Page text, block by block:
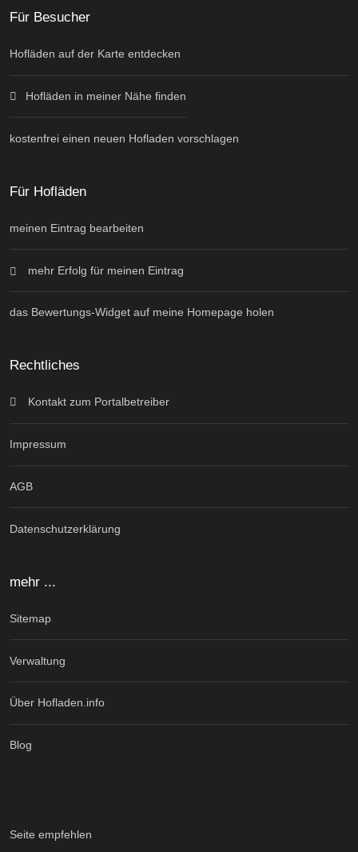
Für Besucher
Hofläden auf der Karte entdecken
Hofläden in meiner Nähe finden
kostenfrei einen neuen Hofladen vorschlagen
Für Hofläden
meinen Eintrag bearbeiten
mehr Erfolg für meinen Eintrag
das Bewertungs-Widget auf meine Homepage holen
Rechtliches
Kontakt zum Portalbetreiber
Impressum
AGB
Datenschutzerklärung
mehr ...
Sitemap
Verwaltung
Über Hofladen.info
Blog
Seite empfehlen